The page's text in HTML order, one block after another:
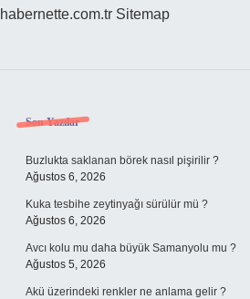
habernette.com.tr Sitemap
Sidebar
Son Yazılar
Buzlukta saklanan börek nasıl pişirilir ?
Ağustos 6, 2026
Kuka tesbihe zeytinyağı sürülür mü ?
Ağustos 6, 2026
Avcı kolu mu daha büyük Samanyolu mu ?
Ağustos 5, 2026
Akü üzerindeki renkler ne anlama gelir ?